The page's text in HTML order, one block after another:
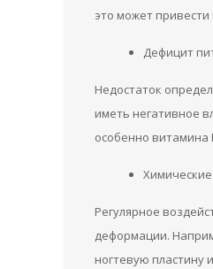
это может
Дефицит
Недостаток
иметь негативное
особенно витамина
Регулярное
деформации.
ногтевую пластину